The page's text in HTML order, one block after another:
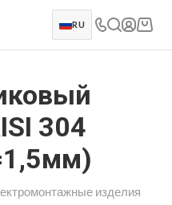
RU
304
изделия